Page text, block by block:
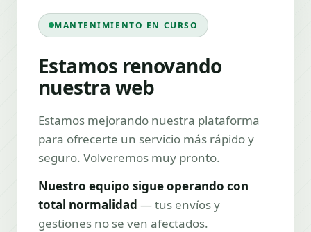
MANTENIMIENTO EN CURSO
Estamos renovando
nuestra web
Estamos mejorando nuestra plataforma
para ofrecerte un servicio más rápido y
seguro. Volveremos muy pronto.
Nuestro equipo sigue operando con
total normalidad — tus envíos y
gestiones no se ven afectados.